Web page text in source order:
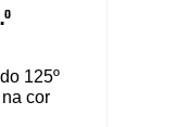
125º
cor